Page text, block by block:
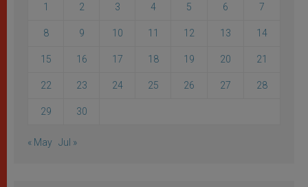
1 2 3 4 5 6 7
8 9 10 11 12 13 14
15 16 17 18 19 20 21
22 23 24 25 26 27 28
29 30
« May Jul »